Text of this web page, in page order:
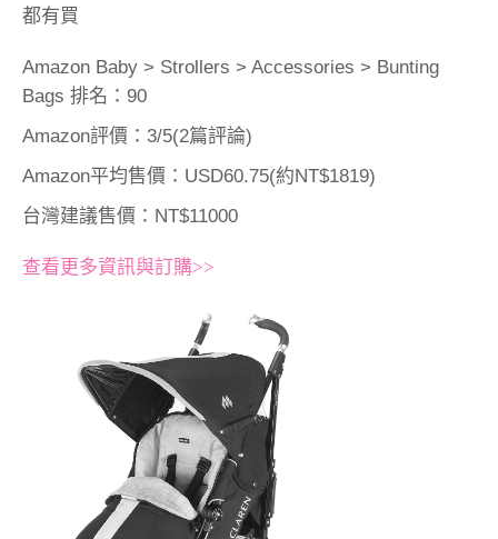
都有買
Amazon Baby > Strollers > Accessories > Bunting
Bags 排名：90
Amazon評價：3/5(2篇評論)
Amazon平均售價：USD60.75(約NT$1819)
台灣建議售價：NT$11000
查看更多資訊與訂購>>